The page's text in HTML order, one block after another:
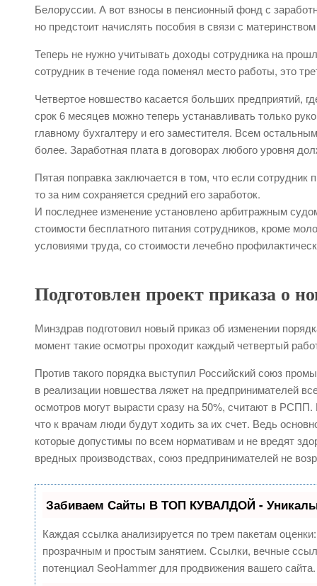
Белоруссии. А вот взносы в пенсионный фонд с
но предстоит начислять пособия в связи с
Теперь не нужно учитывать доходы сотрудника на
сотрудник в течение года поменял место работы, это
Четвертое новшество касается больших предприятий,
срок 6 месяцев можно теперь устанавливать только
главному бухгалтеру и его заместителя. Всем
более. Заработная плата в договорах любого уровня
Пятая поправка заключается в том, что если сотрудник
то за ним сохраняется средний его заработок.
И последнее изменение установлено арбитражным
стоимости бесплатного питания сотрудников, кроме
условиями труда, со стоимости лечебно
Подготовлен проект приказа о
Минздрав подготовил новый приказ об изменении
момент такие осмотры проходит каждый четвертый
Против такого порядка выступил Российский союз
в реализации новшества ляжет на предпринимателей
осмотров могут вырасти сразу на 50%, считают в
что к врачам люди будут ходить за их счет. Ведь
которые допустимы по всем нормативам и не вредят
вредных производствах, союз предпринимателей не
Забиваем Сайты В ТОП КУВАЛДОЙ -
Каждая ссылка анализируется по трем пакетам
прозрачным и простым занятием. Ссылки, вечные
потенциал SeoHammer для продвижения вашего сайта.